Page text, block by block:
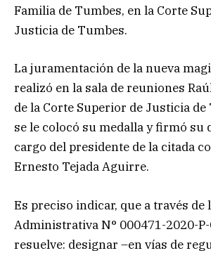
Familia de Tumbes, en la Corte
Justicia de Tumbes.
La juramentación de la nueva
realizó en la sala de reuniones
de la Corte Superior de Justicia
se le colocó su medalla y firmó su
cargo del presidente de la citada
Ernesto Tejada Aguirre.
Es preciso indicar, que a través de
Administrativa N° 000471-2020-P-
resuelve: designar –en vías de